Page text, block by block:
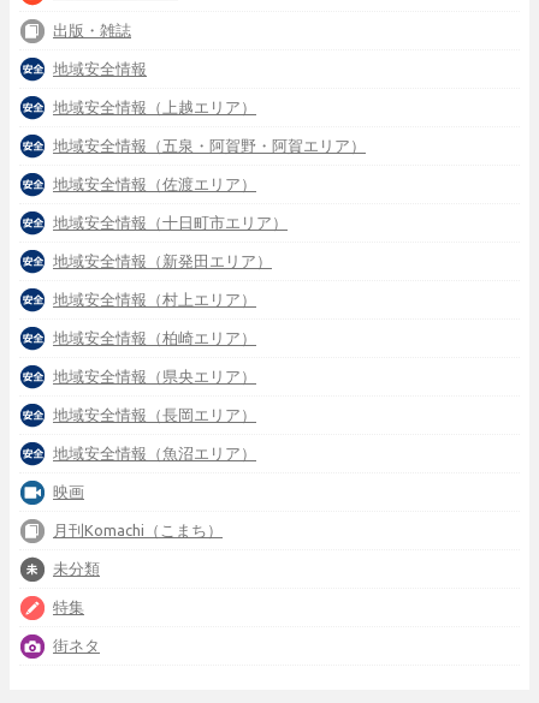
出版・雑誌
地域安全情報
地域安全情報（上越エリア）
地域安全情報（五泉・阿賀野・阿賀エリア）
地域安全情報（佐渡エリア）
地域安全情報（十日町市エリア）
地域安全情報（新発田エリア）
地域安全情報（村上エリア）
地域安全情報（柏崎エリア）
地域安全情報（県央エリア）
地域安全情報（長岡エリア）
地域安全情報（魚沼エリア）
映画
月刊Komachi（こまち）
未分類
特集
街ネタ